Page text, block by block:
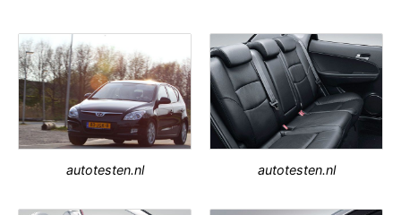
autotesten.nl autotesten.nl